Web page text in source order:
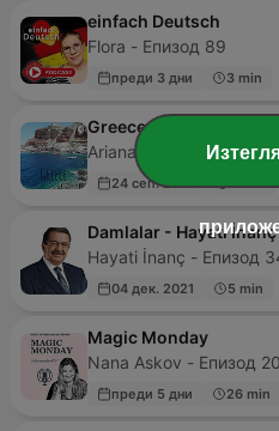
einfach Deutsch
Flora - Епизод 89
преди 3 дни 3 min
Greece
Ariana Baker - Епизод 1
24 сеп. 2020 5 min
Damlalar - Hayati İnanç
Hayati İnanç - Епизод
04 дек. 2021 5 min
Magic Monday
Nana Askov - Епизод
преди 5 дни 26 min